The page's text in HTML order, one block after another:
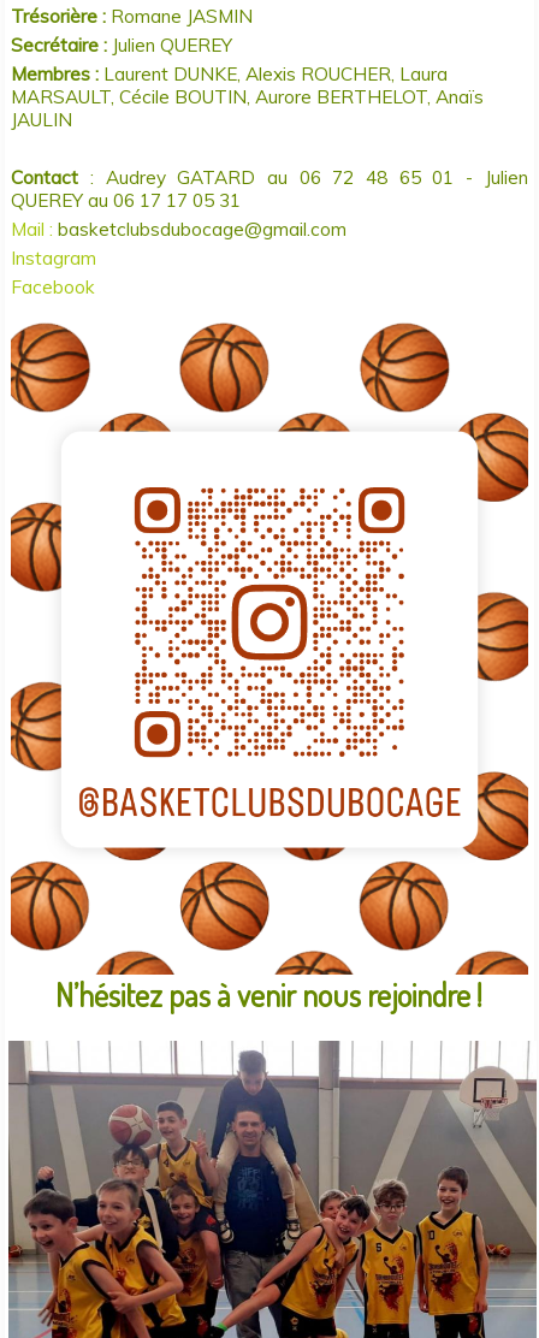
Trésorière : Romane JASMIN
Secrétaire : Julien QUEREY
Membres : Laurent DUNKE, Alexis ROUCHER, Laura
MARSAULT, Cécile BOUTIN, Aurore BERTHELOT, Anaïs
JAULIN
Contact : Audrey GATARD au 06 72 48 65 01 -
Julien
QUEREY au 06 17 17 05 31
Mail : basketclubsdubocage@gmail.com
Instagram
Facebook
N’hésitez pas à venir nous rejoindre !